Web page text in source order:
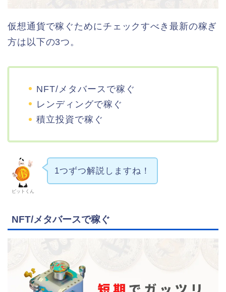
仮想通貨で稼ぐためにチェックすべき最新の稼ぎ
方は以下の3つ。
NFT/メタバースで稼ぐ
レンディングで稼ぐ
積立投資で稼ぐ
ビットくん
1つずつ解説しますね！
NFT/メタバースで稼ぐ